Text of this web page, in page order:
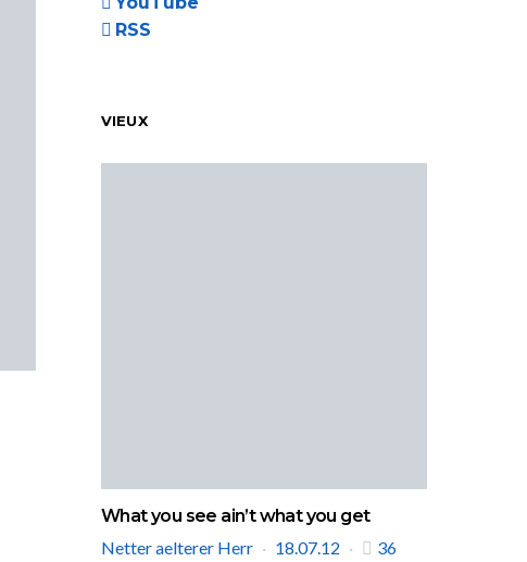
RSS
VIEUX
What you see ain’t what you get
Netter aelterer Herr
18.07.12
36